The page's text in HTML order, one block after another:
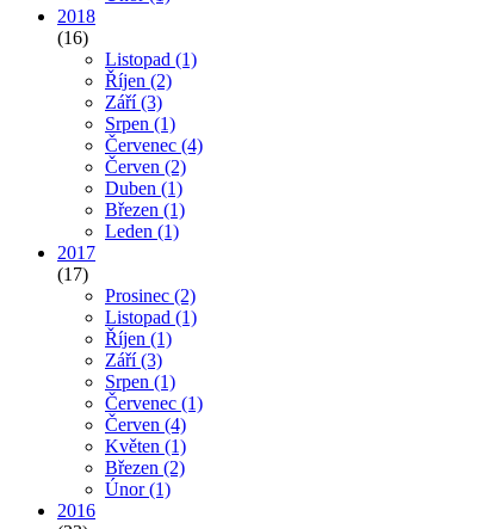
2018
(16)
Listopad (1)
Říjen (2)
Září(3)
Srpen (1)
Červenec (4)
Červen (2)
Duben (1)
Březen (1)
Leden (1)
2017
(17)
Prosinec (2)
Listopad (1)
Říjen (1)
Září(3)
Srpen (1)
Červenec (1)
Červen (4)
Květen (1)
Březen (2)
Únor(1)
2016